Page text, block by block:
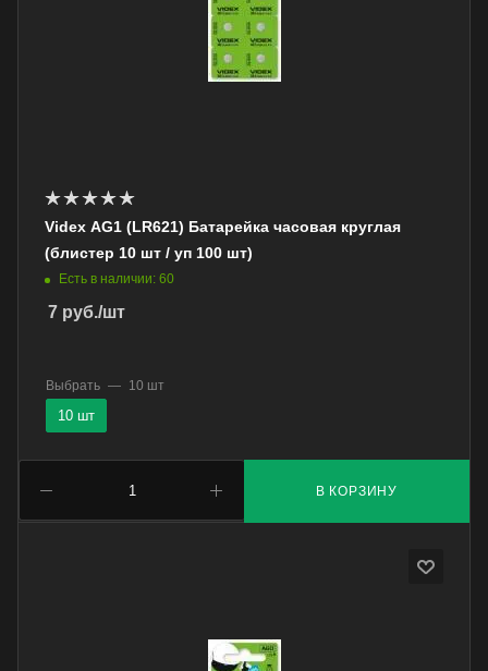
Videx AG1 (LR621) Батарейка часовая круглая
(блистер 10 шт / уп 100 шт)
Есть в наличии: 60
7 руб./шт
В КОРЗИНУ
Выбрать — 10 шт
10 шт